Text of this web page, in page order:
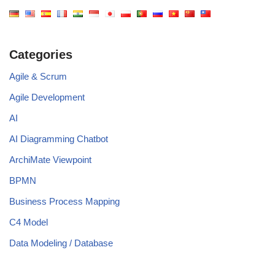
Categories
Agile & Scrum
Agile Development
AI
AI Diagramming Chatbot
ArchiMate Viewpoint
BPMN
Business Process Mapping
C4 Model
Data Modeling / Database